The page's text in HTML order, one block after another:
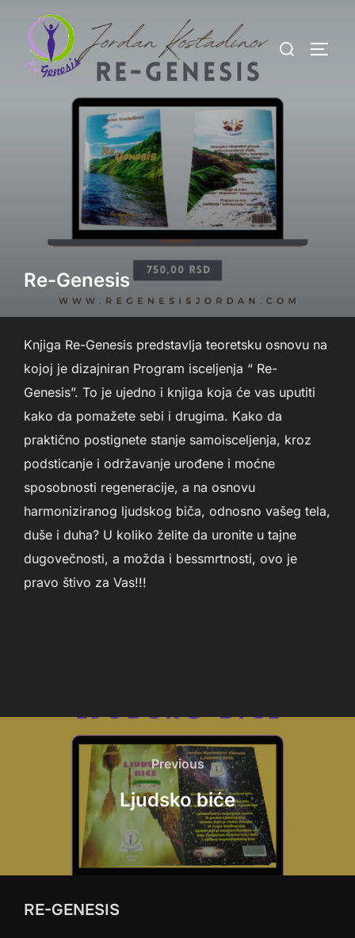
content
Search
Re-Genesis
Knjiga Re-Genesis predstavlja teoretsku osnovu na
kojoj je dizajniran Program isceljenja “ Re-
Genesis”. To je ujedno i knjiga koja će vas uputiti
kako da pomažete sebi i drugima. Kako da
praktično postignete stanje samoisceljenja, kroz
podsticanje i održavanje urođene i moćne
sposobnosti regeneracije, a na osnovu
harmoniziranog ljudskog biča, odnosno vašeg tela,
duše i duha? U koliko želite da uronite u tajne
dugovečnosti, a možda i bessmrtnosti, ovo je
pravo štivo za Vas!!!
Kretanje
Previous
Previous
Ljudsko biće
RE-GENESIS